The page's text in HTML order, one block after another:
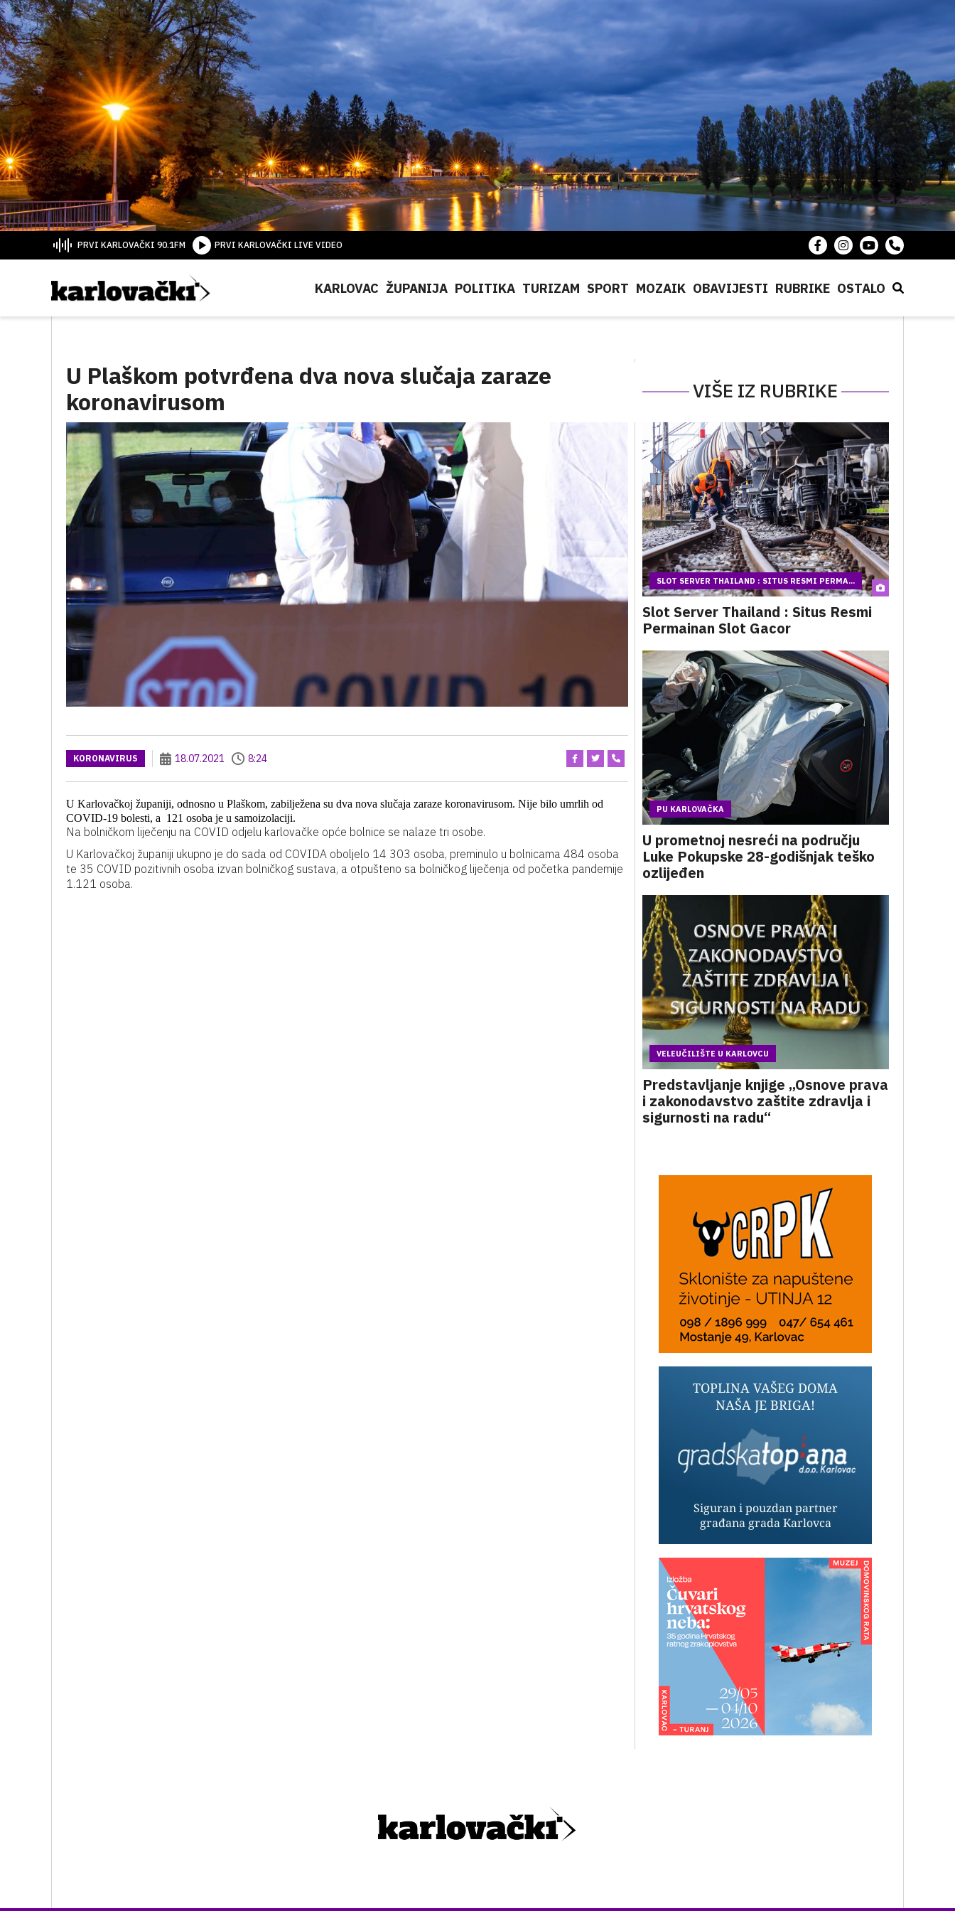
PRVI KARLOVAČKI 90.1FM PRVI KARLOVAČKI LIVE VIDEO
KARLOVAC ŽUPANIJA POLITIKA TURIZAM SPORT MOZAIK OBAVIJESTI RUBRIKE OSTALO
U Plaškom potvrđena dva nova slučaja zaraze
koronavirusom
VIŠE IZ RUBRIKE
KORONAVIRUS 18.07.2021 8:24
U Karlovačkoj županiji, odnosno u Plaškom, zabilježena su dva nova slučaja zaraze koronavirusom. Nije bilo umrlih od
COVID-19 bolesti, a 121 osoba je u samoizolaciji.
Na bolničkom liječenju na COVID odjelu karlovačke opće bolnice se nalaze tri osobe.
U Karlovačkoj županiji ukupno je do sada od COVIDA oboljelo 14 303 osoba, preminulo u bolnicama 484 osoba
te 35 COVID pozitivnih osoba izvan bolničkog sustava, a otpušteno sa bolničkog liječenja od početka pandemije
1.121 osoba.
SLOT SERVER THAILAND : SITUS RESMI PERMA...
Slot Server Thailand : Situs Resmi
Permainan Slot Gacor
PU KARLOVAČKA
U prometnoj nesreći na području
Luke Pokupske 28-godišnjak teško
ozlijeđen
VELEUČILIŠTE U KARLOVCU
Predstavljanje knjige „Osnove prava
i zakonodavstvo zaštite zdravlja i
sigurnosti na radu“